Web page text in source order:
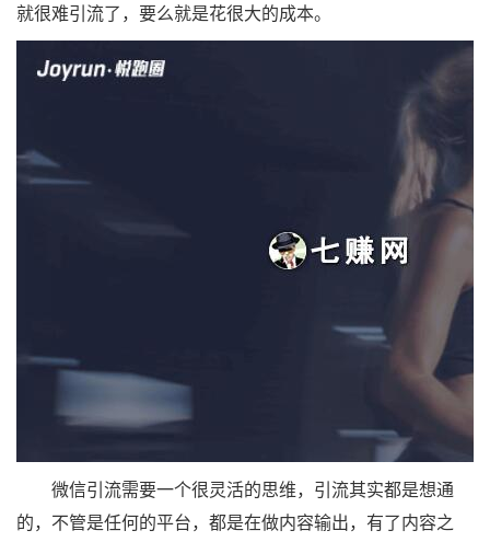
就很难引流了，要么就是花很大的成本。
微信引流需要一个很灵活的思维，引流其实都是想通
的，不管是任何的平台，都是在做内容输出，有了内容之